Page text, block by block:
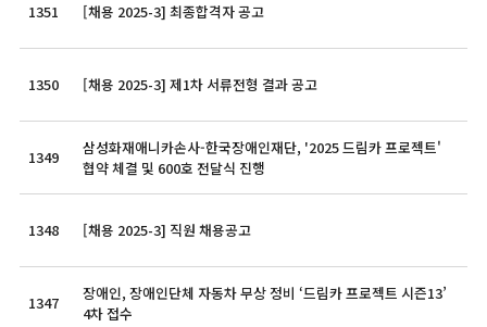
1351 [채용 2025-3] 최종합격자 공고
1350 [채용 2025-3] 제1차 서류전형 결과 공고
1349
삼성화재애니카손사-한국장애인재단, '2025 드림카 프로젝트'
협약 체결 및 600호 전달식 진행
1348 [채용 2025-3] 직원 채용공고
1347
장애인, 장애인단체 자동차 무상 정비 ‘드림카 프로젝트 시즌13’
4차 접수